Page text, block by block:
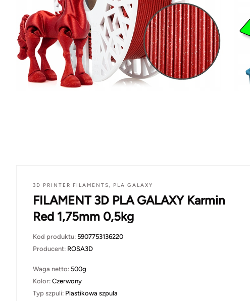
3D PRINTER FILAMENTS, PLA GALAXY
FILAMENT 3D PLA GALAXY Karmin
Red 1,75mm 0,5kg
Kod produktu: 5907753136220
Producent: ROSA3D
Waga netto: 500g
Kolor: Czerwony
Typ szpuli: Plastikowa szpula